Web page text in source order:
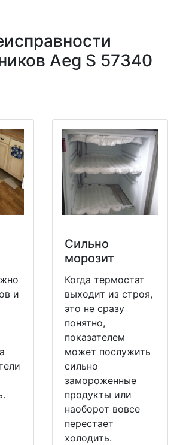
Aeg S 57340
и
Сильно
морозит
Когда термостат
выходит из строя,
это не сразу
понятно,
показателем
может послужить
сильно
замороженные
продукты или
наоборот вовсе
перестает
холодить.